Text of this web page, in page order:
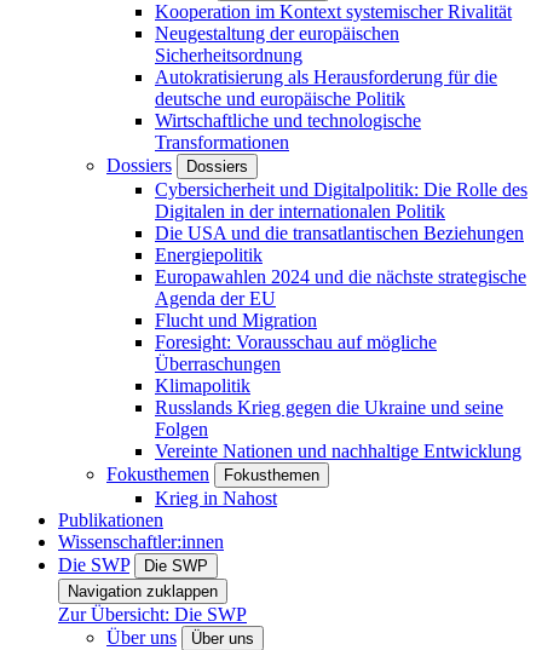
Kooperation im Kontext systemischer Rivalität
Neugestaltung der europäischen
Sicherheitsordnung
Autokratisierung als Herausforderung für die
deutsche und europäische Politik
Wirtschaftliche und technologische
Transformationen
Dossiers
Dossiers
Cybersicherheit und Digitalpolitik: Die Rolle des
Digitalen in der internationalen Politik
Die USA und die transatlantischen Beziehungen
Energiepolitik
Europawahlen 2024 und die nächste strategische
Agenda der EU
Flucht und Migration
Foresight: Vorausschau auf mögliche
Überraschungen
Klimapolitik
Russlands Krieg gegen die Ukraine und seine
Folgen
Vereinte Nationen und nachhaltige Entwicklung
Fokusthemen
Fokusthemen
Krieg in Nahost
Publikationen
Wissenschaftler:innen
Die SWP
Die SWP
Navigation zuklappen
Zur Übersicht: Die SWP
Über uns
Über uns